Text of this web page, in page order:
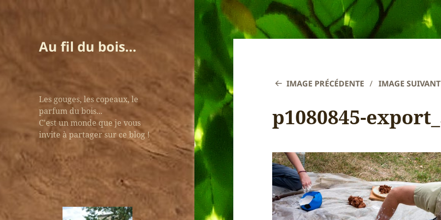
Au fil du bois…
Les gouges, les copeaux, le
parfum du bois...
C'est un monde que je vous
invite à partager sur ce blog !
IMAGE PRÉCÉDENTE IMAGE
p1080845-